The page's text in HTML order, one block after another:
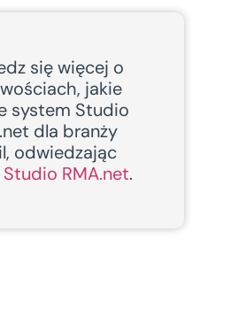
się więcej o
jakie
system Studio
dla branży
odwiedzając
Studio RMA.net.